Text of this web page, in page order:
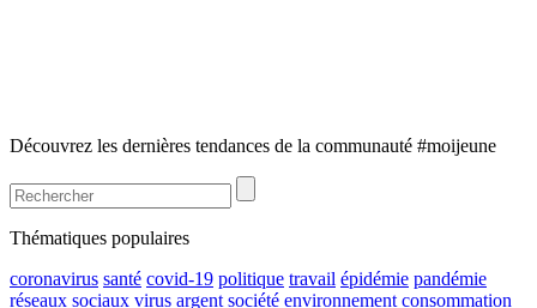
Découvrez les dernières tendances de la communauté #moijeune
Thématiques populaires
coronavirus santé covid-19 politique travail épidémie pandémie
réseaux sociaux virus argent société environnement consommation